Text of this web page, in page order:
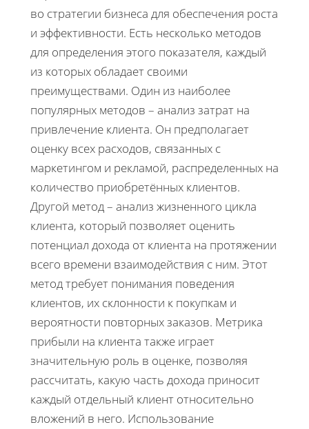
во стратегии бизнеса для обеспечения роста
и эффективности. Есть несколько методов
для определения этого показателя, каждый
из которых обладает своими
преимуществами. Один из наиболее
популярных методов – анализ затрат на
привлечение клиента. Он предполагает
оценку всех расходов, связанных с
маркетингом и рекламой, распределенных на
количество приобретённых клиентов.
Другой метод – анализ жизненного цикла
клиента, который позволяет оценить
потенциал дохода от клиента на протяжении
всего времени взаимодействия с ним. Этот
метод требует понимания поведения
клиентов, их склонности к покупкам и
вероятности повторных заказов. Метрика
прибыли на клиента также играет
значительную роль в оценке, позволяя
рассчитать, какую часть дохода приносит
каждый отдельный клиент относительно
вложений в него. Использование